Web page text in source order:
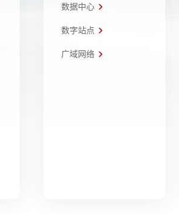
数据中心
数字站点
广域网络